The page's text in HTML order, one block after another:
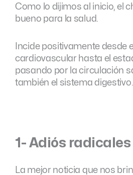
Como lo dijimos al inicio, el
bueno para la salud.
Incide positivamente desde
cardiovascular hasta el
pasando por la circulación
también el sistema digestivo.
1- Adiós
La mejor noticia que nos